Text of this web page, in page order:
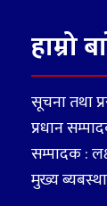
हाम्रो
सूचना तथा
प्रधान
सम्पादक :
मुख्य